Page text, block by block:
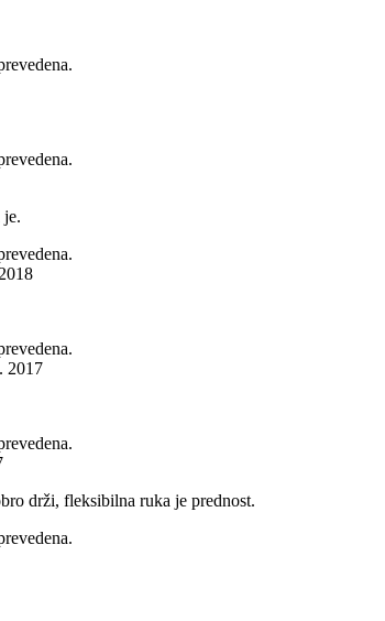
je.
2017
drži, fleksibilna ruka je prednost.